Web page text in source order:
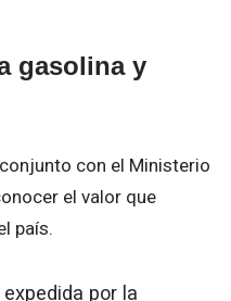
gasolina y
con el Ministerio
el valor que
país.
por la